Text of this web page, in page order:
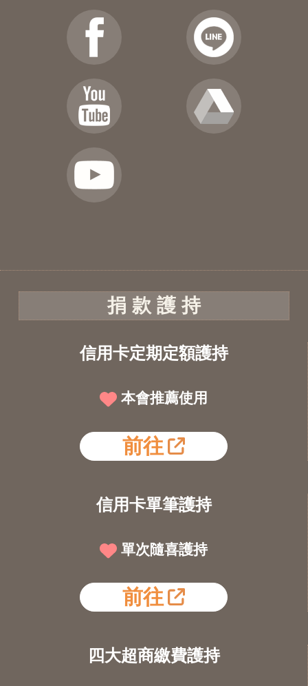
捐 款 護 持
信用卡定期定額護持
本會推薦使用
前往
信用卡單筆護持
單次隨喜護持
前往
四大超商繳費護持